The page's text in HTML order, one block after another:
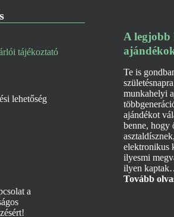
A legjobb
Te is
munkahelyi
ajándékot
benne, hogy
elektronikus
ilyesmi
ilyen
Tovább